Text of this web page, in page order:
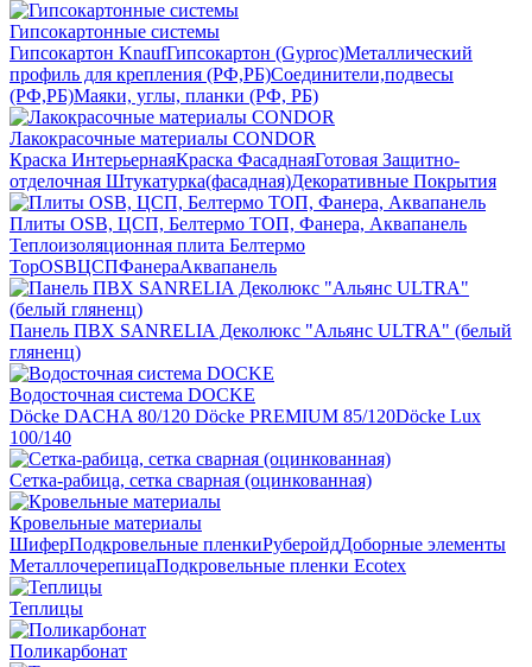
Гипсокартонные системы
Гипсокартон KnaufГипсокартон (Gyproc)Металлический
профиль для крепления (РФ,РБ)Соединители,подвесы
(РФ,РБ)Маяки, углы, планки (РФ, РБ)
Лакокрасочные материалы CONDOR
Краска ИнтерьернаяКраска ФасаднаяГотовая Защитно-
отделочная Штукатурка(фасадная)Декоративные Покрытия
Плиты OSB, ЦСП, Белтермо ТОП, Фанера, Аквапанель
Теплоизоляционная плита Белтермо
TopOSBЦСПФанераАквапанель
Панель ПВХ SANRELIA Деколюкс "Альянс ULTRA" (белый
гляненц)
Водосточная система DOCKE
Döсkе DACHA 80/120 Döcke PREMIUM 85/120Döсkе Luх
100/140
Сетка-рабица, сетка сварная (оцинкованная)
Кровельные материалы
ШиферПодкровельные пленкиРуберойдДоборные элементы
МеталлочерепицаПодкровельные пленки Ecotex
Теплицы
Поликарбонат